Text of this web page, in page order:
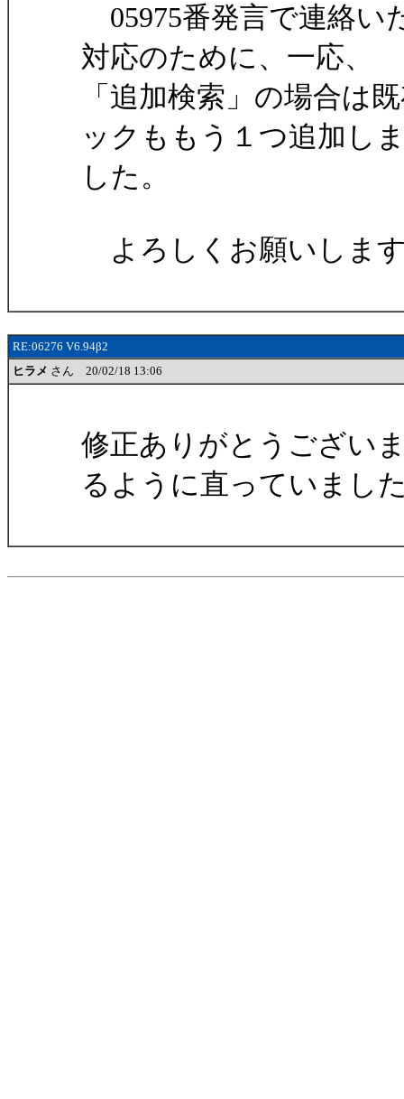
05975番発言で連絡い
対応のために、一応、
「追加検索」の場合は
ックももう１つ追加し
した。
よろしくお願いしま
RE:06276 V6.94β2
ヒラメ さん 20/02/18 13:06
修正ありがとうござい
るように直っていまし